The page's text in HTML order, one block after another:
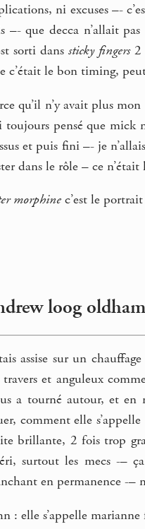
ni excuses –-
–- que decca n’allait
sorti dans sticky fingers2
c’était le bon timing,
qu’il n’y avait plus
toujours pensé que mick
et puis fini –- je
dans le rôle – ce
morphine c’est le
loog
assise sur un
travers et anguleux
a tourné autour, et en
comment elle
brillante, 2 fois trop
surtout les mecs -–
en permanence -–
: elle s’appelle